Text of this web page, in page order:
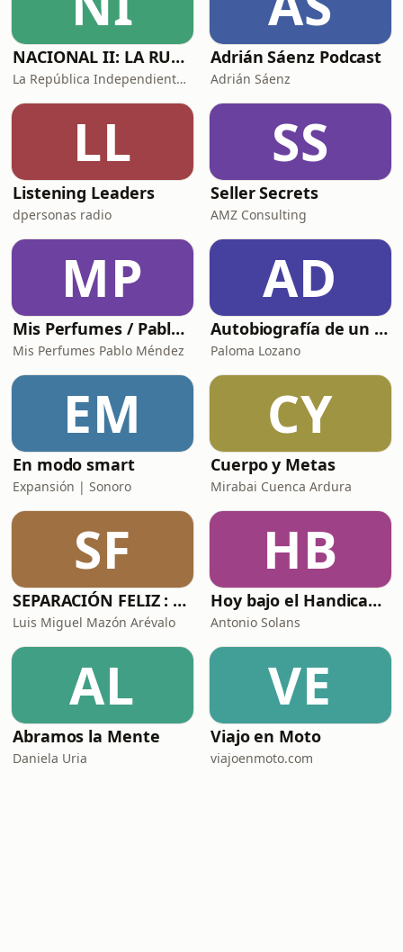
de seis años de trayectoria en Repsol,
lidera actual
NACIONAL II: LA RUTA DEL EXILIO
La República Independiente de la Radio
Adrián Sáenz Podcast
Adrián Sáenz
LL
Listening Leaders
dpersonas radio
SS
Seller Secrets
AMZ Consulting
MP
Mis Perfumes / Pablo Méndez
Mis Perfumes Pablo Méndez
AD
Autobiografía de un Yogui con sitar
Paloma Lozano
EM
En modo smart
Expansión | Sonoro
CY
Cuerpo y Metas
Mirabai Cuenca Ardura
SF
SEPARACIÓN FELIZ : Psicología, Dolor y Renacimiento
Luis Miguel Mazón Arévalo
HB
Hoy bajo el Handicap | Podcast de Golf
Antonio Solans
AL
Abramos la Mente
Daniela Uria
VE
Viajo en Moto
viajoenmoto.com